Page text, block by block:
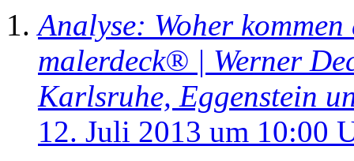
Analyse: Woher
malerdeck® | Werner
Karlsruhe, Eggenstein
12. Juli 2013 um 10:00